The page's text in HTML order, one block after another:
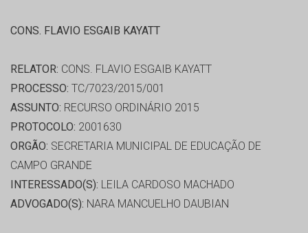
CONS. FLAVIO ESGAIB KAYATT
RELATOR: CONS. FLAVIO ESGAIB KAYATT
PROCESSO: TC/7023/2015/001
ASSUNTO: RECURSO ORDINÁRIO 2015
PROTOCOLO: 2001630
ORGÃO: SECRETARIA MUNICIPAL DE EDUCAÇÃO DE
CAMPO GRANDE
INTERESSADO(S): LEILA CARDOSO MACHADO
ADVOGADO(S): NARA MANCUELHO DAUBIAN